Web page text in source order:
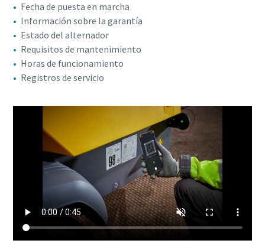
Fecha de puesta en marcha
Información sobre la garantía
Estado del alternador
Requisitos de mantenimiento
Horas de funcionamiento
Registros de servicio